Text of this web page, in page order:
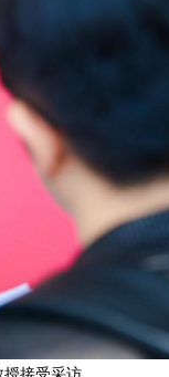
接受采访